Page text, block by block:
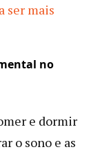
ser mais
no
e dormir
o sono e as